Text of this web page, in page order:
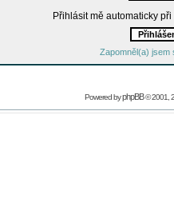
Přihlásit mě automaticky
Zapomněl(a) jsem
Powered byphpBB© 2001,